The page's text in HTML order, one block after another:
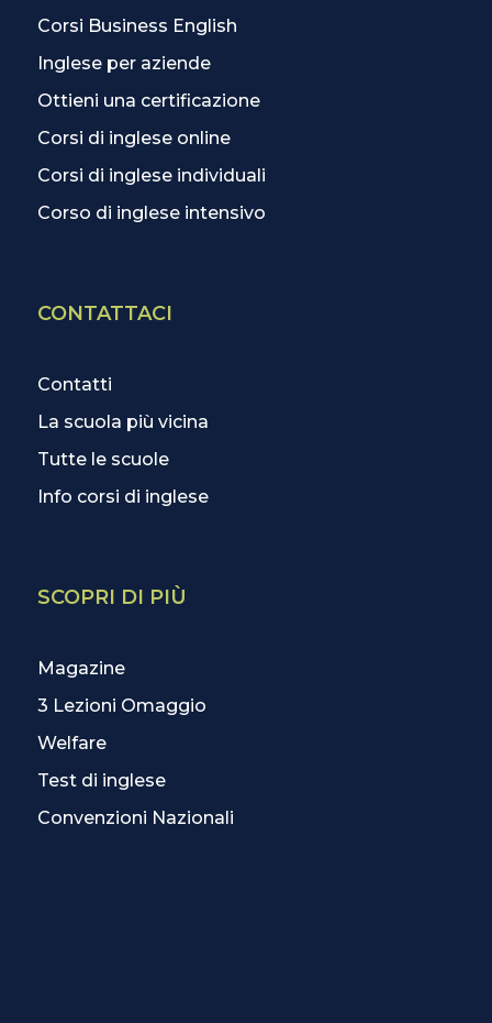
Corsi Business English
Inglese per aziende
Ottieni una certificazione
Corsi di inglese online
Corsi di inglese individuali
Corso di inglese intensivo
CONTATTACI
Contatti
La scuola più vicina
Tutte le scuole
Info corsi di inglese
SCOPRI DI PIÙ
Magazine
3 Lezioni Omaggio
Welfare
Test di inglese
Convenzioni Nazionali